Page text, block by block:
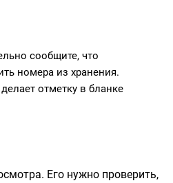
сообщите, что
номера из хранения.
отметку в бланке
Его нужно проверить,